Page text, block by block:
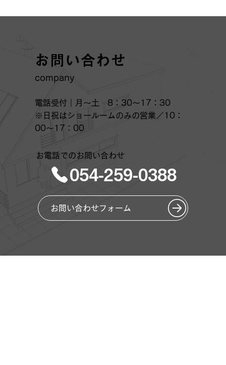
お問い合わせ
​company
電話受付｜月～土 8：30～17：30
※日祝はショールームのみの営業／10：
00～17：00
お電話でのお問い合わせ
054-259-0388
お問い合わせフォーム